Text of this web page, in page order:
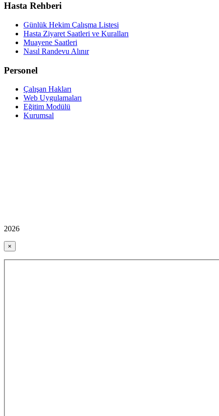
Hasta Rehberi
Günlük Hekim Çalışma Listesi
Hasta Ziyaret Saatleri ve Kuralları
Muayene Saatleri
Nasıl Randevu Alınır
Personel
Çalışan Hakları
Web Uygulamaları
Eğitim Modülü
Kurumsal
2026
×